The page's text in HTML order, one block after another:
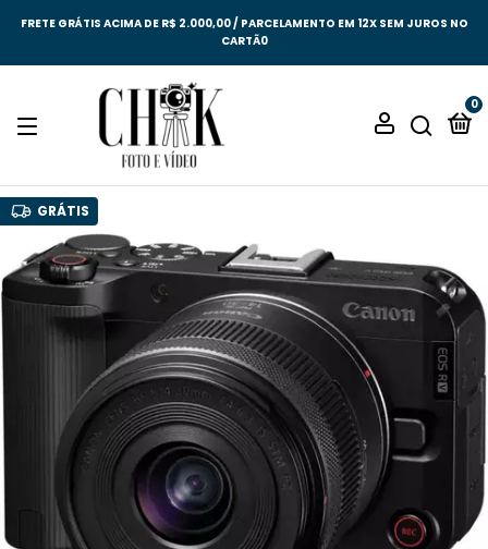
FRETE GRÁTIS ACIMA DE R$ 2.000,00 / PARCELAMENTO EM 12X SEM JUROS NO
CARTÃ0
0
GRÁTIS